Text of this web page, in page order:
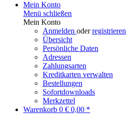
Mein Konto
Menü schließen
Mein Konto
Anmelden oderregistrieren
Übersicht
Persönliche Daten
Adressen
Zahlungsarten
Kreditkarten verwalten
Bestellungen
Sofortdownloads
Merkzettel
Warenkorb 0 € 0,00 *